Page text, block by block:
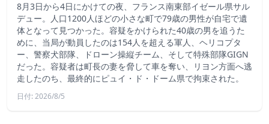
8月3日から4日にかけての夜、フランス南東部イゼール県サル
デュー。人口1200人ほどの小さな町で79歳の男性が自宅で遺
体となって見つかった。容疑をかけられた40歳の男を追うた
めに、当局が動員したのは154人を超える軍人、ヘリコプタ
ー、警察犬部隊、ドローン操縦チーム、そして特殊部隊GIGN
だった。容疑者は町長の妻を脅して車を奪い、リヨン方面へ逃
走したのち、最終的にピュイ・ド・ドーム県で拘束された。
日付: 2026/8/5